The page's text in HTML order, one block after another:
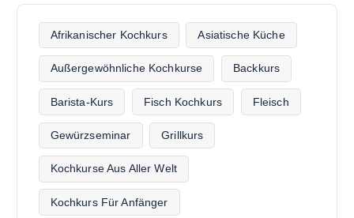
Afrikanischer Kochkurs Asiatische Küche
Außergewöhnliche Kochkurse Backkurs
Barista-Kurs Fisch Kochkurs Fleisch
Gewürzseminar Grillkurs
Kochkurse Aus Aller Welt
Kochkurs Für Anfänger